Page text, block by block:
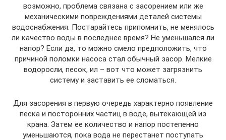
возможно, проблема связана с засорением или же
механическими повреждениями деталей системы
водоснабжения. Постарайтесь припомнить, не менялось
ли качество воды в последнее время? Не уменьшался ли
напор? Если да, то можно смело предположить, что
причиной поломки насоса стал обычный засор. Мелкие
водоросли, песок, ил – вот что может загрязнить
систему и заставить ее сломаться.
Для засорения в первую очередь характерно появление
песка и посторонних частиц в воде, вытекающей из
крана. Затем ее количество и напор постепенно
уменьшаются, пока вода не перестанет поступать